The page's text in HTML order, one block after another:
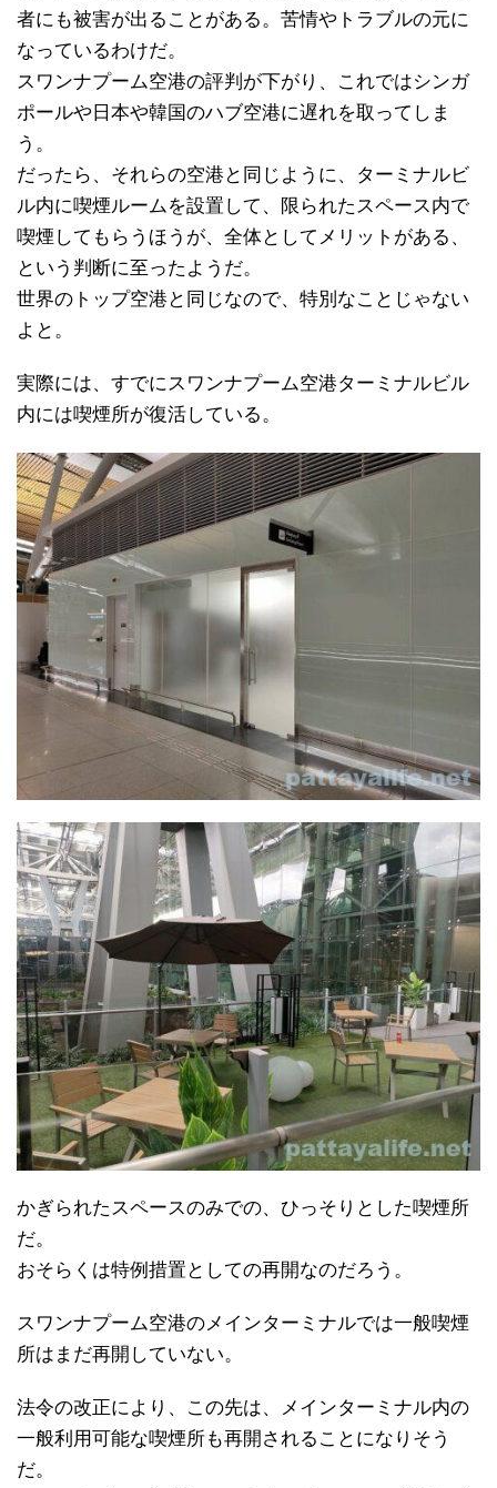
者にも被害が出ることがある。苦情やトラブルの元に
なっているわけだ。
スワンナプーム空港の評判が下がり、これではシンガ
ポールや日本や韓国のハブ空港に遅れを取ってしま
う。
だったら、それらの空港と同じように、ターミナルビ
ル内に喫煙ルームを設置して、限られたスペース内で
喫煙してもらうほうが、全体としてメリットがある、
という判断に至ったようだ。
世界のトップ空港と同じなので、特別なことじゃない
よと。
実際には、すでにスワンナプーム空港ターミナルビル
内には喫煙所が復活している。
かぎられたスペースのみでの、ひっそりとした喫煙所
だ。
おそらくは特例措置としての再開なのだろう。
スワンナプーム空港のメインターミナルでは一般喫煙
所はまだ再開していない。
法令の改正により、この先は、メインターミナル内の
一般利用可能な喫煙所も再開されることになりそう
だ。